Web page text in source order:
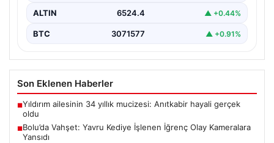
ALTIN 6524.4 ▲ +0.44%
BTC 3071577 ▲ +0.91%
Son Eklenen Haberler
■Yıldırım ailesinin 34 yıllık mucizesi: Anıtkabir hayali gerçek
oldu
■Bolu’da Vahşet: Yavru Kediye İşlenen İğrenç Olay Kameralara
Yansıdı